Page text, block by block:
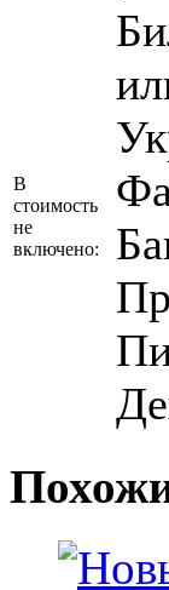
В
стоимость
не
включено: